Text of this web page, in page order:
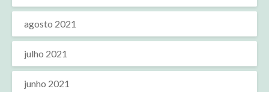
agosto 2021
julho 2021
junho 2021